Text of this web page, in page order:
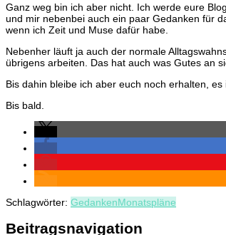
Ganz weg bin ich aber nicht. Ich werde eure
und mir nebenbei auch ein paar Gedanken für
wenn ich Zeit und Muse dafür habe.
Nebenher läuft ja auch der normale
übrigens arbeiten. Das hat auch was Gutes an
Bis dahin bleibe ich aber euch noch erhalten,
Bis bald.
Schlagwörter: GedankenMonatspläne
Beitragsnavigation